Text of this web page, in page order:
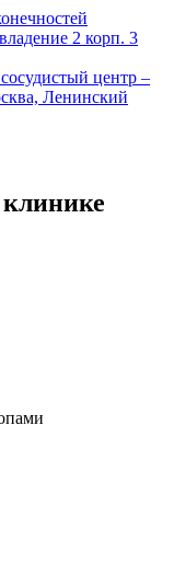
2 корп. 3
центр –
Ленинский